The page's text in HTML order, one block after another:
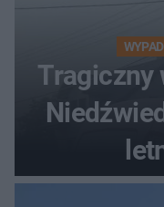
Tragiczny